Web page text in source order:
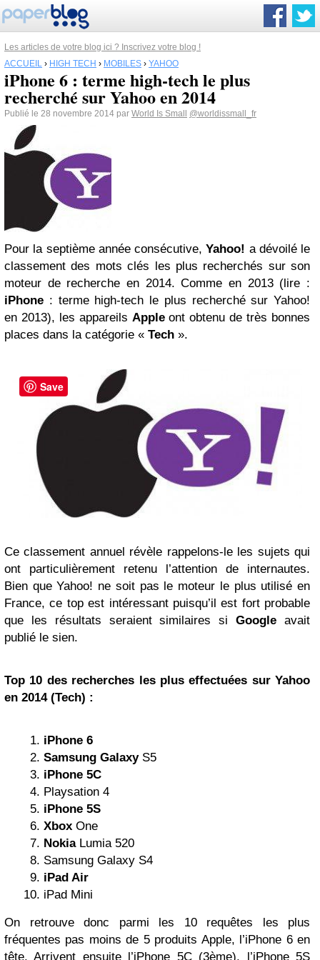
Les articles de votre blog ici ? Inscrivez votre blog !
ACCUEIL › HIGH TECH › MOBILES › YAHOO
iPhone 6 : terme high-tech le plus
recherché sur Yahoo en 2014
Publié le 28 novembre 2014 par World Is Small @worldissmall_fr
Pour la septième année consécutive,Yahoo! a dévoilé le
classement des mots clés les plus recherchés sur son
moteur de recherche en 2014. Comme en 2013 (lire :
iPhone : terme high-tech le plus recherché sur Yahoo!
en 2013), les appareils Appleont obtenu de très bonnes
places dans la catégorie « Tech ».
Ce classement annuel révèle rappelons-le les sujets qui
ont particulièrement retenu l’attention de internautes.
Bien que Yahoo! ne soit pas le moteur le plus utilisé en
France, ce top est intéressant puisqu’il est fort probable
que les résultats seraient similaires siGoogle avait
publié le sien.
Top 10 des recherches les plus effectuées sur Yahoo
en 2014 (Tech) :
iPhone 6
Samsung GalaxyS5
iPhone 5C
Playsation 4
iPhone 5S
Xbox One
NokiaLumia 520
Samsung Galaxy S4
iPad Air
iPad Mini
On retrouve donc parmi les 10 requêtes les plus
fréquentes pas moins de 5 produits Apple, l’iPhone 6 en
tête. Arrivent ensuite l’iPhone 5C (3ème), l’iPhone 5S
Save